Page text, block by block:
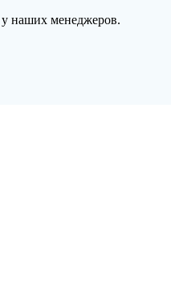
у наших менеджеров.